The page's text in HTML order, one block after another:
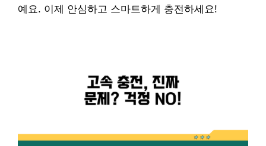
예요. 이제 안심하고 스마트하게 충전하세요!